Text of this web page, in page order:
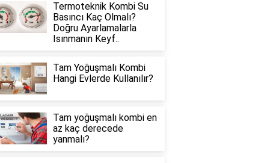
Termoteknik Kombi Su
Basıncı Kaç Olmalı?
Doğru Ayarlamalarla
Isınmanın Keyf..
Tam Yoğuşmalı Kombi
Hangi Evlerde Kullanılır?
Tam yoğuşmalı kombi en
az kaç derecede
yanmalı?